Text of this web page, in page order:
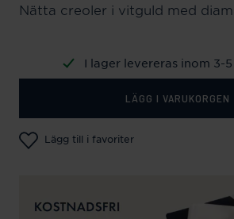
Nätta creoler i vitguld med
I lager levereras inom 3-
LÄGG I VARUKORGEN
Lägg till i favoriter